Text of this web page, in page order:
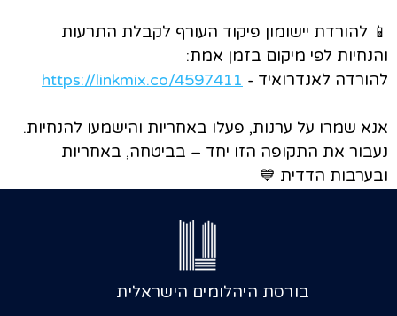
📱 להורדת יישומון פיקוד העורף לקבלת התרעות
והנחיות לפי מיקום בזמן אמת:
להורדה לאנדרואיד - https://linkmix.co/4597411
אנא שמרו על ערנות, פעלו באחריות והישמעו להנחיות.
נעבור את התקופה הזו יחד – בביטחה, באחריות
ובערבות הדדית 💙
בורסת היהלומים הישראלית